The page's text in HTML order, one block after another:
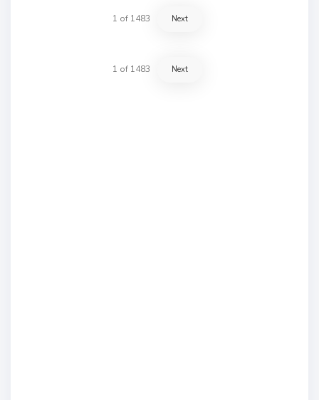
1 of 1483 Next
1 of 1483 Next